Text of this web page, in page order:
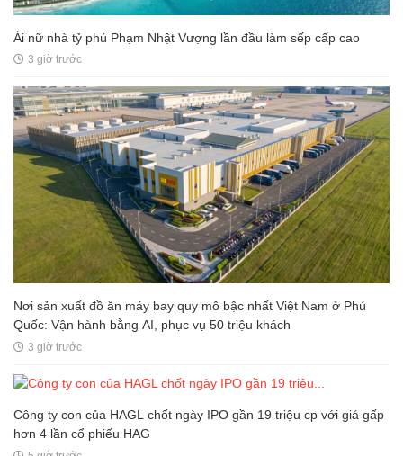
Ái nữ nhà tỷ phú Phạm Nhật Vượng lần đầu làm sếp cấp cao
3 giờ trước
Nơi sản xuất đồ ăn máy bay quy mô bậc nhất Việt Nam ở Phú
Quốc: Vận hành bằng AI, phục vụ 50 triệu khách
3 giờ trước
Công ty con của HAGL chốt ngày IPO gần 19 triệu cp với giá gấp
hơn 4 lần cổ phiếu HAG